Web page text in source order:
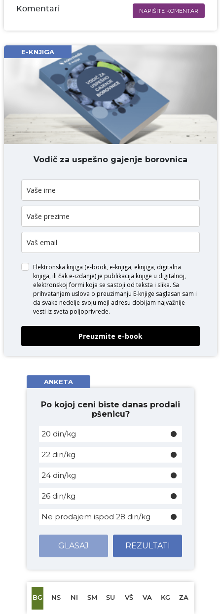
Komentari NAPIŠITE KOMENTAR
Email* obavezno
Komentar* obavezno
DODAJ KOMENTAR
E-KNJIGA
Vodič za uspešno gajenje borovnica
Elektronska knjiga (e-book, e-knjiga, eknjiga, digitalna
knjiga, ili čak e-izdanje) je publikacija knjige u digitalnoj,
elektronskoj formi koja se sastoji od teksta i slika. Sa
prihvatanjem uslova o preuzimanju E-knjige saglasan sam i
da svake nedelje svoju mejl adresu dobijam najvažnije
vesti iz sveta poljoprivrede.
Preuzmite e-book
ANKETA
Po kojoj ceni biste danas prodali
pšenicu?
20 din/kg
22 din/kg
24 din/kg
26 din/kg
Ne prodajem ispod 28 din/kg
GLASAJ REZULTATI
BG NS NI SM SU VŠ VA KG ZA